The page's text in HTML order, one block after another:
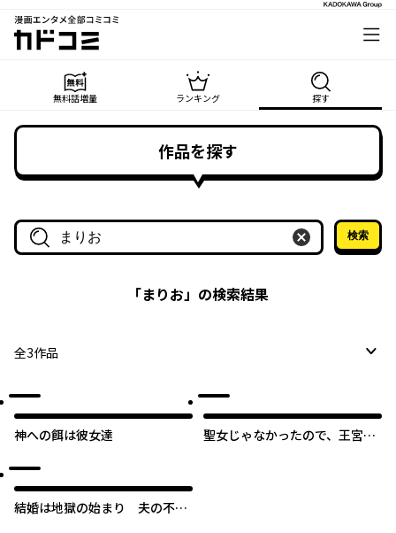
漫画エンタメ全部コミコミ
カドコミ
無料話増量 ランキング 探す
作品を探す
作品名・作家名で探す
検索
「まりお」の検索結果
全3作品
神への餌は彼女達
聖女じゃなかったので、王宮で
結婚は地獄の始まり 夫の不倫